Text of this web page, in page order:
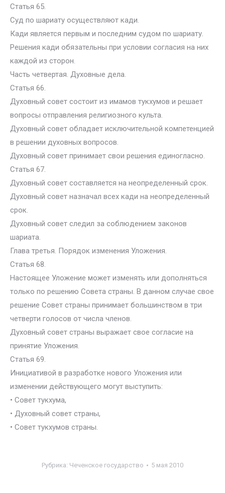
Статья 65.
Суд по шариату осуществляют кади.
Кади является первым и последним судом по шариату.
Решения кади обязательны при условии согласия на них
каждой из сторон.
Часть четвертая. Духовные дела.
Статья 66.
Духовный совет состоит из имамов тукхумов и решает
вопросы отправления религиозного культа.
Духовный совет обладает исключительной компетенцией
в решении духовных вопросов.
Духовный совет принимает свои решения единогласно.
Статья 67.
Духовный совет составляется на неопределенный срок.
Духовный совет назначал всех кади на неопределенный
срок.
Духовный совет следил за соблюдением законов
шариата.
Глава третья. Порядок изменения Уложения.
Статья 68.
Настоящее Уложение может изменять или дополняться
только по решению Совета страны. В данном случае свое
решение Совет страны принимает большинством в три
четверти голосов от числа членов.
Духовный совет страны выражает свое согласие на
принятие Уложения.
Статья 69.
Инициативой в разработке нового Уложения или
изменении действующего могут выступить:
• Совет тукхума,
• Духовный совет страны,
• Совет тукхумов страны.
Рубрика: Чеченское государство 5 мая 2010